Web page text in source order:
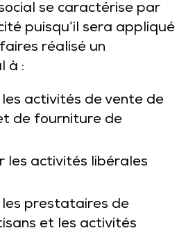
se caractérise par
puisqu’il sera appliqué
réalisé un
à :
les activités de vente de
de fourniture de
les activités libérales
les prestataires de
et les activités